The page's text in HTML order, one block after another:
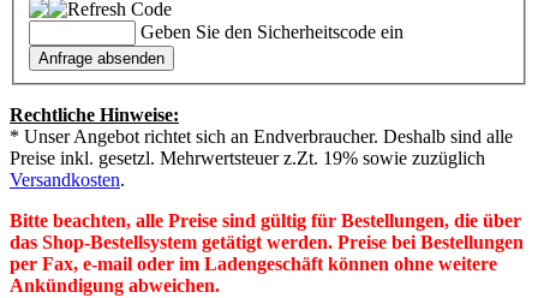
Geben Sie den Sicherheitscode ein
Rechtliche Hinweise:
* Unser Angebot richtet sich an Endverbraucher. Deshalb sind alle
Preise inkl. gesetzl. Mehrwertsteuer z.Zt. 19% sowie zuzüglich
Versandkosten.
Bitte beachten, alle Preise sind gültig für Bestellungen, die über
das Shop-Bestellsystem getätigt werden. Preise bei Bestellungen
per Fax, e-mail oder im Ladengeschäft können ohne weitere
Ankündigung abweichen.